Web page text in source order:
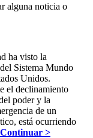
alguna noticia o
ha visto la
Sistema Mundo
Unidos.
el declinamiento
poder y la
de un
está ocurriendo
Continuar >